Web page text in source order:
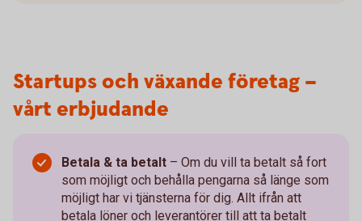
Startups och växande företag –
vårt erbjudande
Betala & ta betalt – Om du vill ta betalt så fort
som möjligt och behålla pengarna så länge som
möjligt har vi tjänsterna för dig. Allt ifrån att
betala löner och leverantörer till att ta betalt